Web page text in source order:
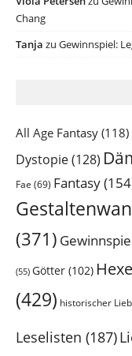
Chang
Tanja zu Gewinnspiel:
All Age Fantasy (118)
Dystopie(128)
Fae (69) Fantasy
(371)
(55) Götter (102)
(429) historischer
Leselisten (187)